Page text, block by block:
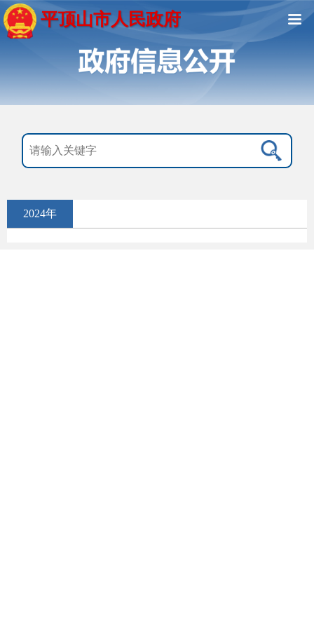
平顶山市人民政府
2024年